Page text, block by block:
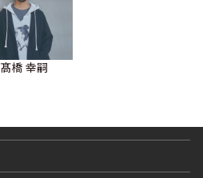
髙橋 幸嗣